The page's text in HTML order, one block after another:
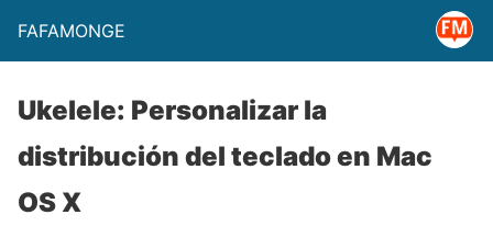
FAFAMONGE
Ukelele: Personalizar la
distribución del teclado en Mac
OS X